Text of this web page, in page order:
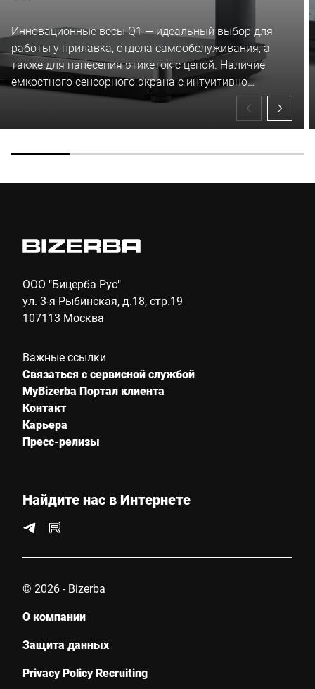
Инновационные весы Q1 — идеальный выбор для
работы у прилавка, отдела самообслуживания, а
также для нанесения этикеток с ценой. Наличие
емкостного сенсорного экрана с интуитивно
понятным интерфейсом гарантирует простоту и
эффективность при работе с весами Q1. Особо
плоская грузовая платформа открывает
доступ для продавцов к продуктам на прилавке и в
ООО "Бицерба Рус"
ул. 3-я Рыбинская, д.18, стр.19
107113 Москва
Важные ссылки
Связаться с сервисной службой
MyBizerba Портал клиента
Контакт
Карьера
Пресс-релизы
Найдите нас в Интернете
© 2026 - Bizerba
О компании
Защита данных
Privacy Policy Recruiting